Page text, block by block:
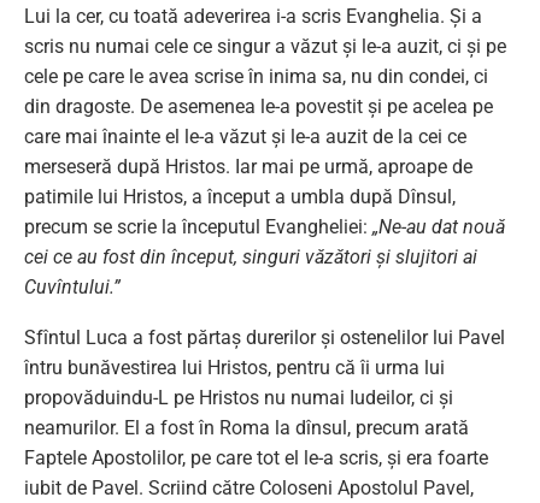
Lui la cer, cu toată adeverirea i-a scris Evanghelia. Şi a
scris nu numai cele ce singur a văzut şi le-a auzit, ci şi pe
cele pe care le avea scrise în inima sa, nu din condei, ci
din dragoste. De asemenea le-a povestit şi pe acelea pe
care mai înainte el le-a văzut şi le-a auzit de la cei ce
merseseră după Hristos. Iar mai pe urmă, aproape de
patimile lui Hristos, a început a umbla după Dînsul,
precum se scrie la începutul Evangheliei: „Ne-au dat nouă
cei ce au fost din început, singuri văzători şi slujitori ai
Cuvîntului.”
Sfîntul Luca a fost părtaş durerilor şi ostenelilor lui Pavel
întru bunăvestirea lui Hristos, pentru că îi urma lui
propovăduindu-L pe Hristos nu numai Iudeilor, ci şi
neamurilor. El a fost în Roma la dînsul, precum arată
Faptele Apostolilor, pe care tot el le-a scris, şi era foarte
iubit de Pavel. Scriind către Coloseni Apostolul Pavel,